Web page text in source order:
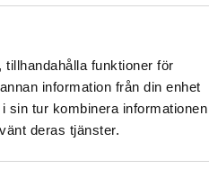
funktioner för
information från din enhet
sin tur kombinera informationen
deras tjänster.
Rumsskylt – Vilrum